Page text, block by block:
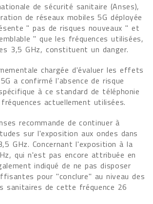
de sécurité sanitaire (Anses),
de réseaux mobiles 5G déployée
" pas de risques nouveaux " et
" que les fréquences utilisées,
3,5 GHz, constituent un danger.
chargée d'évaluer les effets
a confirmé l'absence de risque
à ce standard de téléphonie
actuellement utilisées.
recommande de continuer à
sur l'exposition aux ondes dans
GHz. Concernant l'exposition à la
qui n'est pas encore attribuée en
indiqué de ne pas disposer
pour "conclure" au niveau des
sanitaires de cette fréquence 26